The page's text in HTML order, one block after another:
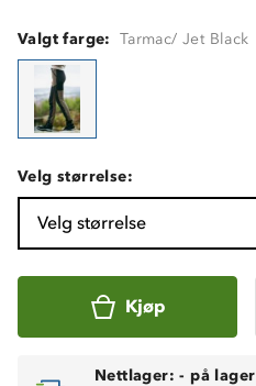
Valgt farge: Tarmac/ Jet Black
Velg størrelse:
Velg størrelse
Kjøp
Nettlager: - på lager